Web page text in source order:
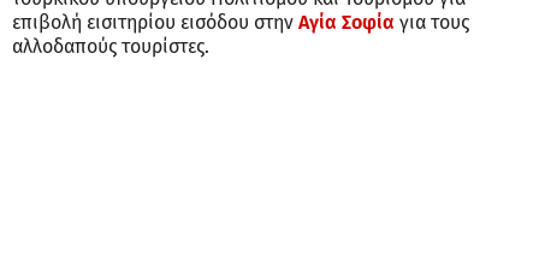
επιβολή εισιτηρίου εισόδου στην Αγία Σοφία για τους
αλλοδαπούς τουρίστες.